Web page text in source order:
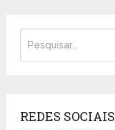
REDES SOCIAIS